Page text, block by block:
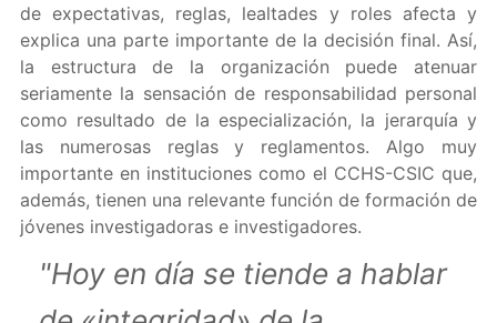
de expectativas, reglas, lealtades y roles afecta y
explica una parte importante de la decisión final. Así,
la estructura de la organización puede atenuar
seriamente la sensación de responsabilidad personal
como resultado de la especialización, la jerarquía y
las numerosas reglas y reglamentos. Algo muy
importante en instituciones como el CCHS-CSIC que,
además, tienen una relevante función de formación de
jóvenes investigadoras e investigadores.
"Hoy en día se tiende a hablar